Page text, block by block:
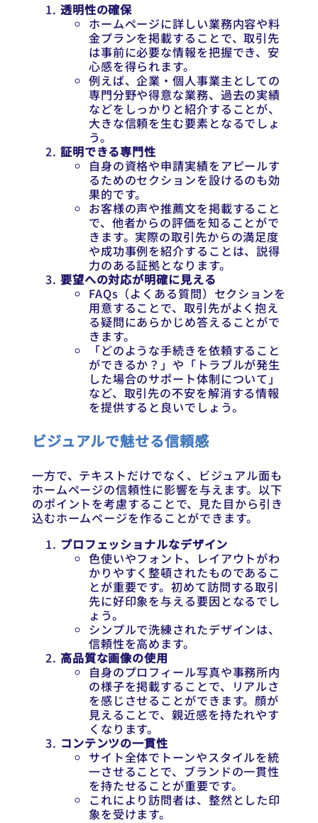
透明性の確保
ホームページに詳しい業務内容や料
金プランを掲載することで、取引先
は事前に必要な情報を把握でき、安
心感を得られます。
例えば、企業・個人事業主としての
専門分野や得意な業務、過去の実績
などをしっかりと紹介することが、
大きな信頼を生む要素となるでしょ
う。
証明できる専門性
自身の資格や申請実績をアピールす
るためのセクションを設けるのも効
果的です。
お客様の声や推薦文を掲載すること
で、他者からの評価を知ることがで
きます。実際の取引先からの満足度
や成功事例を紹介することは、説得
力のある証拠となります。
要望への対応が明確に見える
FAQs（よくある質問）セクションを
用意することで、取引先がよく抱え
る疑問にあらかじめ答えることがで
きます。
「どのような手続きを依頼すること
ができるか？」や「トラブルが発生
した場合のサポート体制について」
など、取引先の不安を解消する情報
を提供すると良いでしょう。
ビジュアルで魅せる信頼感
一方で、テキストだけでなく、ビジュアル面も
ホームページの信頼性に影響を与えます。以下
のポイントを考慮することで、見た目から引き
込むホームページを作ることができます。
プロフェッショナルなデザイン
色使いやフォント、レイアウトがわ
かりやすく整頓されたものであるこ
とが重要です。初めて訪問する取引
先に好印象を与える要因となるでし
ょう。
シンプルで洗練されたデザインは、
信頼性を高めます。
高品質な画像の使用
自身のプロフィール写真や事務所内
の様子を掲載することで、リアルさ
を感じさせることができます。顔が
見えることで、親近感を持たれやす
くなります。
コンテンツの一貫性
サイト全体でトーンやスタイルを統
一させることで、ブランドの一貫性
を持たせることが重要です。
これにより訪問者は、整然とした印
象を受けます。